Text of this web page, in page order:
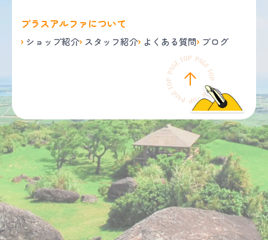
プラスアルファについて
ショップ紹介 スタッフ紹介 よくある質問 ブログ